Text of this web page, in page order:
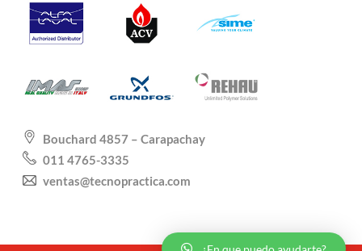
Bouchard 4857 – Carapachay
011 4765-3335
ventas@tecnopractica.com